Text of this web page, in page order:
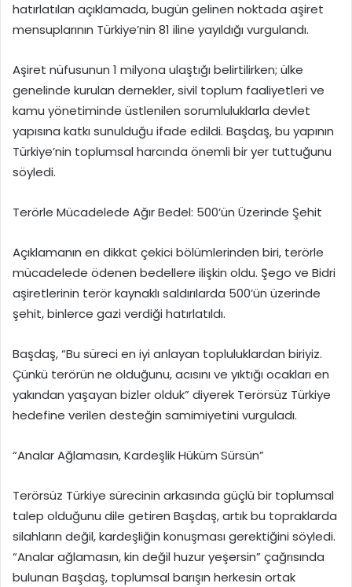
hatırlatılan açıklamada, bugün gelinen noktada aşiret
mensuplarının Türkiye’nin 81 iline yayıldığı vurgulandı.
Aşiret nüfusunun 1 milyona ulaştığı belirtilirken; ülke
genelinde kurulan dernekler, sivil toplum faaliyetleri ve
kamu yönetiminde üstlenilen sorumluluklarla devlet
yapısına katkı sunulduğu ifade edildi. Başdaş, bu yapının
Türkiye’nin toplumsal harcında önemli bir yer tuttuğunu
söyledi.
Terörle Mücadelede Ağır Bedel: 500’ün Üzerinde Şehit
Açıklamanın en dikkat çekici bölümlerinden biri, terörle
mücadelede ödenen bedellere ilişkin oldu. Şego ve Bidri
aşiretlerinin terör kaynaklı saldırılarda 500’ün üzerinde
şehit, binlerce gazi verdiği hatırlatıldı.
Başdaş, “Bu süreci en iyi anlayan topluluklardan biriyiz.
Çünkü terörün ne olduğunu, acısını ve yıktığı ocakları en
yakından yaşayan bizler olduk” diyerek Terörsüz Türkiye
hedefine verilen desteğin samimiyetini vurguladı.
“Analar Ağlamasın, Kardeşlik Hüküm Sürsün”
Terörsüz Türkiye sürecinin arkasında güçlü bir toplumsal
talep olduğunu dile getiren Başdaş, artık bu topraklarda
silahların değil, kardeşliğin konuşması gerektiğini söyledi.
“Analar ağlamasın, kin değil huzur yeşersin” çağrısında
bulunan Başdaş, toplumsal barışın herkesin ortak